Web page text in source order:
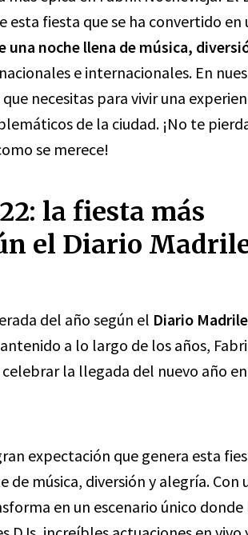
fiesta que se ha convertido en
una noche llena de música,
e internacionales. En
necesitas para vivir una
de la ciudad. ¡No te
se merece!
la fiesta más
el Diario
del año según el Diario
a lo largo de los años,
la llegada del nuevo año
expectación que genera esta
de música, diversión y alegría. Con
en un escenario único donde